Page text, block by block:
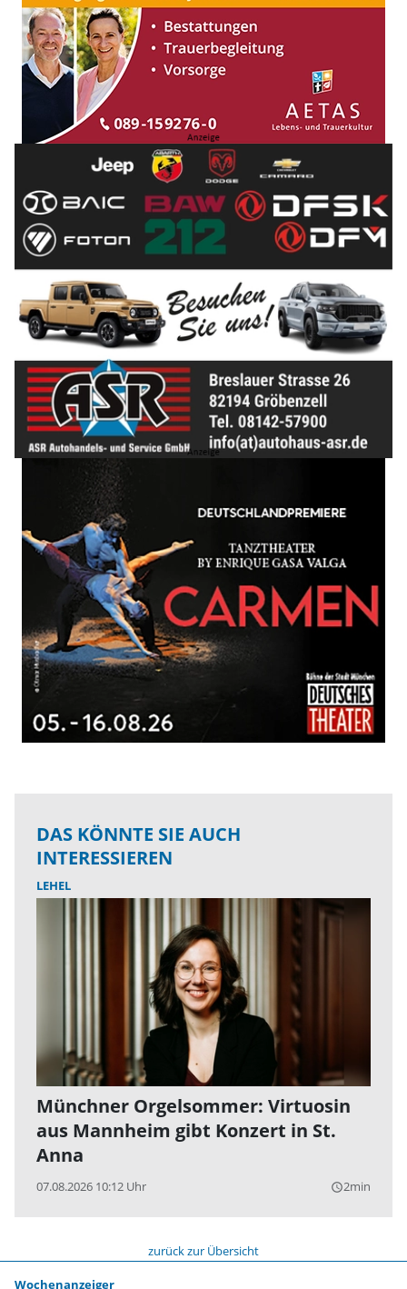
DAS KÖNNTE SIE AUCH
INTERESSIEREN
LEHEL
Münchner Orgelsommer: Virtuosin
aus Mannheim gibt Konzert in St.
Anna
07.08.2026 10:12 Uhr query_builder2min
zurück zur Übersicht
Wochenanzeiger